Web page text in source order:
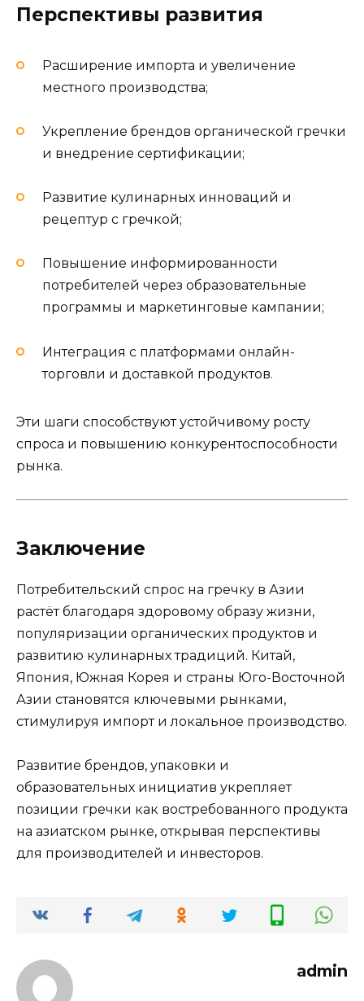
Перспективы развития
Расширение импорта и увеличение
местного производства;
Укрепление брендов органической гречки
и внедрение сертификации;
Развитие кулинарных инноваций и
рецептур с гречкой;
Повышение информированности
потребителей через образовательные
программы и маркетинговые кампании;
Интеграция с платформами онлайн-
торговли и доставкой продуктов.
Эти шаги способствуют устойчивому росту
спроса и повышению конкурентоспособности
рынка.
Заключение
Потребительский спрос на гречку в Азии
растёт благодаря здоровому образу жизни,
популяризации органических продуктов и
развитию кулинарных традиций. Китай,
Япония, Южная Корея и страны Юго-Восточной
Азии становятся ключевыми рынками,
стимулируя импорт и локальное производство.
Развитие брендов, упаковки и
образовательных инициатив укрепляет
позиции гречки как востребованного продукта
на азиатском рынке, открывая перспективы
для производителей и инвесторов.
admin